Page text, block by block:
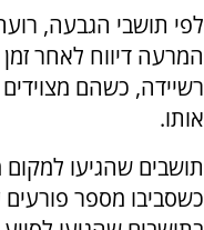
לפי תושבי הגבעה,
המרעה דיווח לאחר
רשיידה, כשהם
אותו.
תושבים שהגיעו
כשסביבו מספר